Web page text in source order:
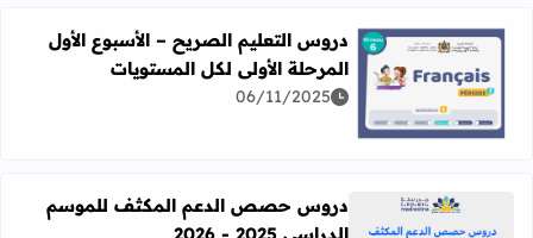
اقرأ المزيد عن دروس التعليم الصريح – الأسبوع الأول
دروس التعليم الصريح – الأسبوع الأول
المرحلة الأولى لكل المستويات
06/11/2025
دروس حصص الدعم المكثف للموسم